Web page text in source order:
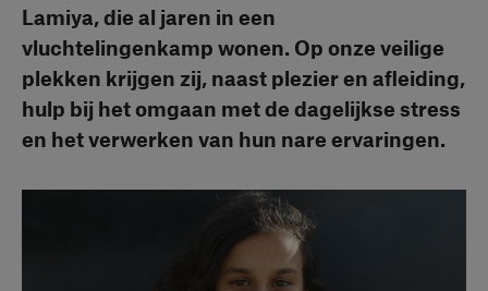
Lamiya, die al jaren in een
vluchtelingenkamp wonen. Op onze veilige
plekken krijgen zij, naast plezier en afleiding,
hulp bij het omgaan met de dagelijkse stress
en het verwerken van hun nare ervaringen.